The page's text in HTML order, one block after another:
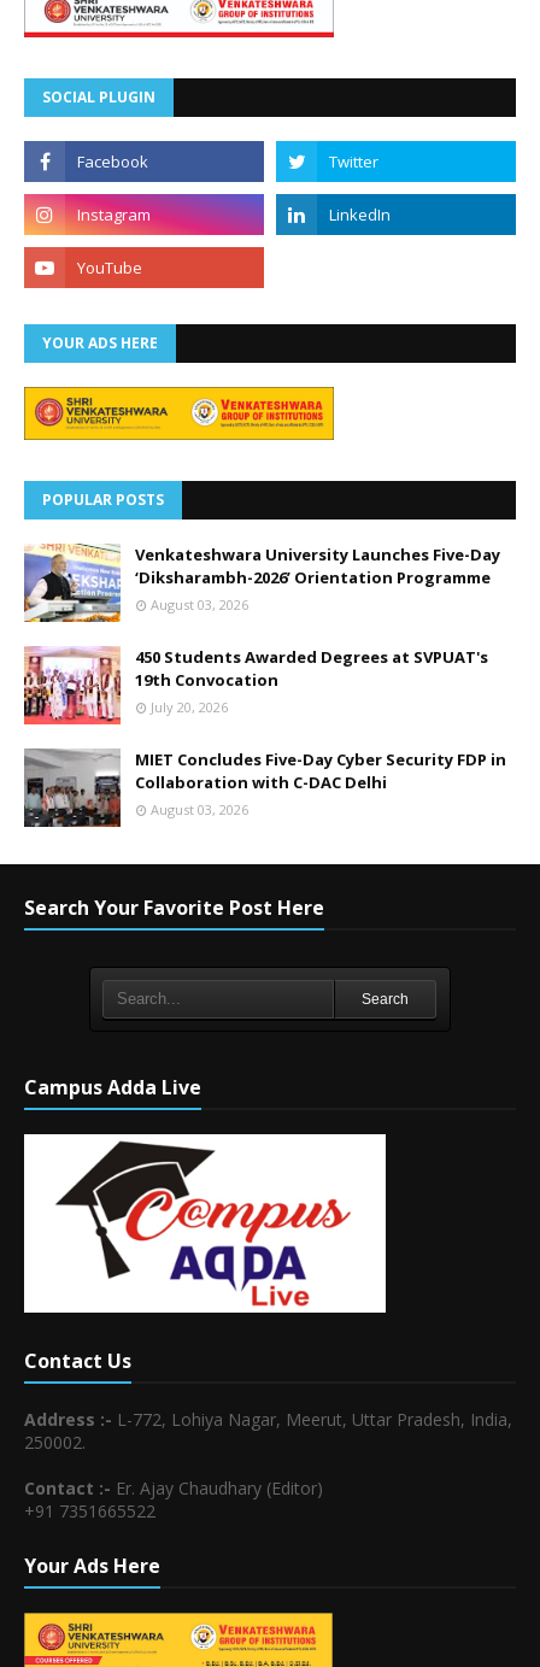
SOCIAL PLUGIN
YOUR ADS HERE
POPULAR POSTS
Venkateshwara University Launches Five-Day
‘Diksharambh-2026’ Orientation Programme
August 03, 2026
450 Students Awarded Degrees at SVPUAT's
19th Convocation
July 20, 2026
MIET Concludes Five-Day Cyber Security FDP in
Collaboration with C-DAC Delhi
August 03, 2026
Search Your Favorite Post Here
Search
Campus Adda Live
Contact Us
Address :- L-772, Lohiya Nagar, Meerut, Uttar Pradesh, India,
250002.
Contact :- Er. Ajay Chaudhary (Editor)
+91 7351665522
Your Ads Here